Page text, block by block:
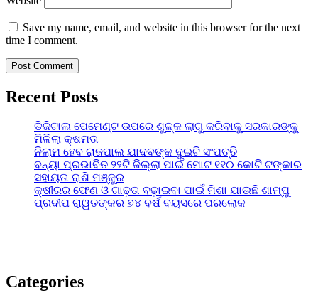
Save my name, email, and website in this browser for the next
time I comment.
Recent Posts
ଡିଜିଟାଲ ପେମେଣ୍ଟ ଉପରେ ଶୁଳ୍କ ଲାଗୁ କରିବାକୁ ସରକାରଙ୍କୁ
ମିଳିଲା କ୍ଷମତା
ନିଲାମ ହେବ ରାଜପାଲ ଯାଦବଙ୍କ ଦୁଇଟି ସଂପତ୍ତି
ବନ୍ୟା ପ୍ରଭାବିତ ୨୨ଟି ଜିଲ୍ଲା ପାଇଁ ମୋଟ ୧୧୦ କୋଟି ଟଙ୍କାର
ସହାୟତା ରାଶି ମଞ୍ଜୁର
କ୍ଷୀରର ଫେଣ ଓ ଗାଢ଼ତା ବଢ଼ାଇବା ପାଇଁ ମିଶା ଯାଉଛି ଶାମ୍ପୁ
ପ୍ରଦୀପ ରାୱତଙ୍କର ୭୪ ବର୍ଷ ବୟସରେ ପରଲୋକ
Categories